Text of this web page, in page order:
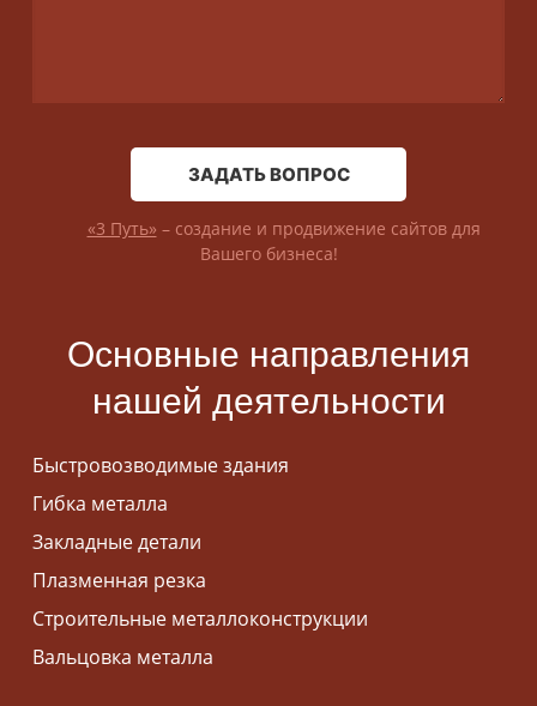
ЗАДАТЬ ВОПРОС
«3 Путь» – создание и продвижение сайтов для
Вашего бизнеса!
Основные направления
нашей деятельности
Быстровозводимые здания
Гибка металла
Закладные детали
Плазменная резка
Строительные металлоконструкции
Вальцовка металла